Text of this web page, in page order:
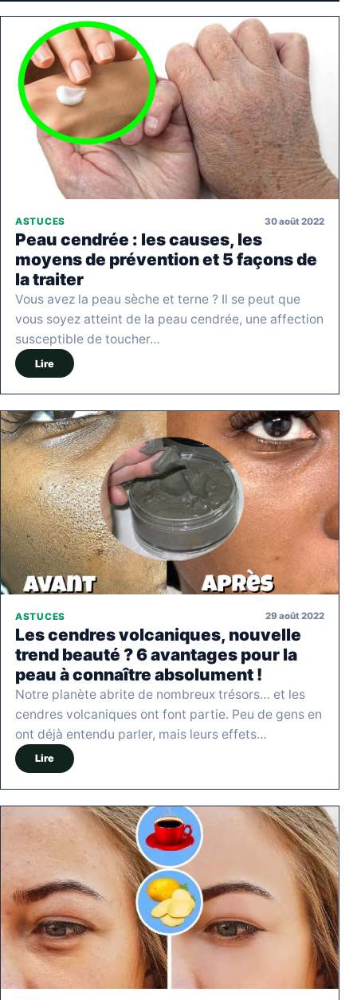
ASTUCES 30 août 2022
Peau cendrée : les causes, les
moyens de prévention et 5 façons de
la traiter
Vous avez la peau sèche et terne ? Il se peut que
vous soyez atteint de la peau cendrée, une affection
susceptible de toucher…
Lire
ASTUCES 29 août 2022
Les cendres volcaniques, nouvelle
trend beauté ? 6 avantages pour la
peau à connaître absolument !
Notre planète abrite de nombreux trésors… et les
cendres volcaniques ont font partie. Peu de gens en
ont déjà entendu parler, mais leurs effets…
Lire